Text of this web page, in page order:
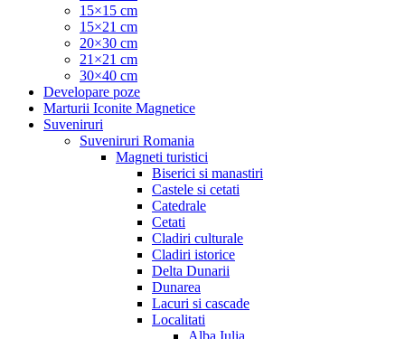
15×15 cm
15×21 cm
20×30 cm
21×21 cm
30×40 cm
Developare poze
Marturii Iconite Magnetice
Suveniruri
Suveniruri Romania
Magneti turistici
Biserici si manastiri
Castele si cetati
Catedrale
Cetati
Cladiri culturale
Cladiri istorice
Delta Dunarii
Dunarea
Lacuri si cascade
Localitati
Alba Iulia